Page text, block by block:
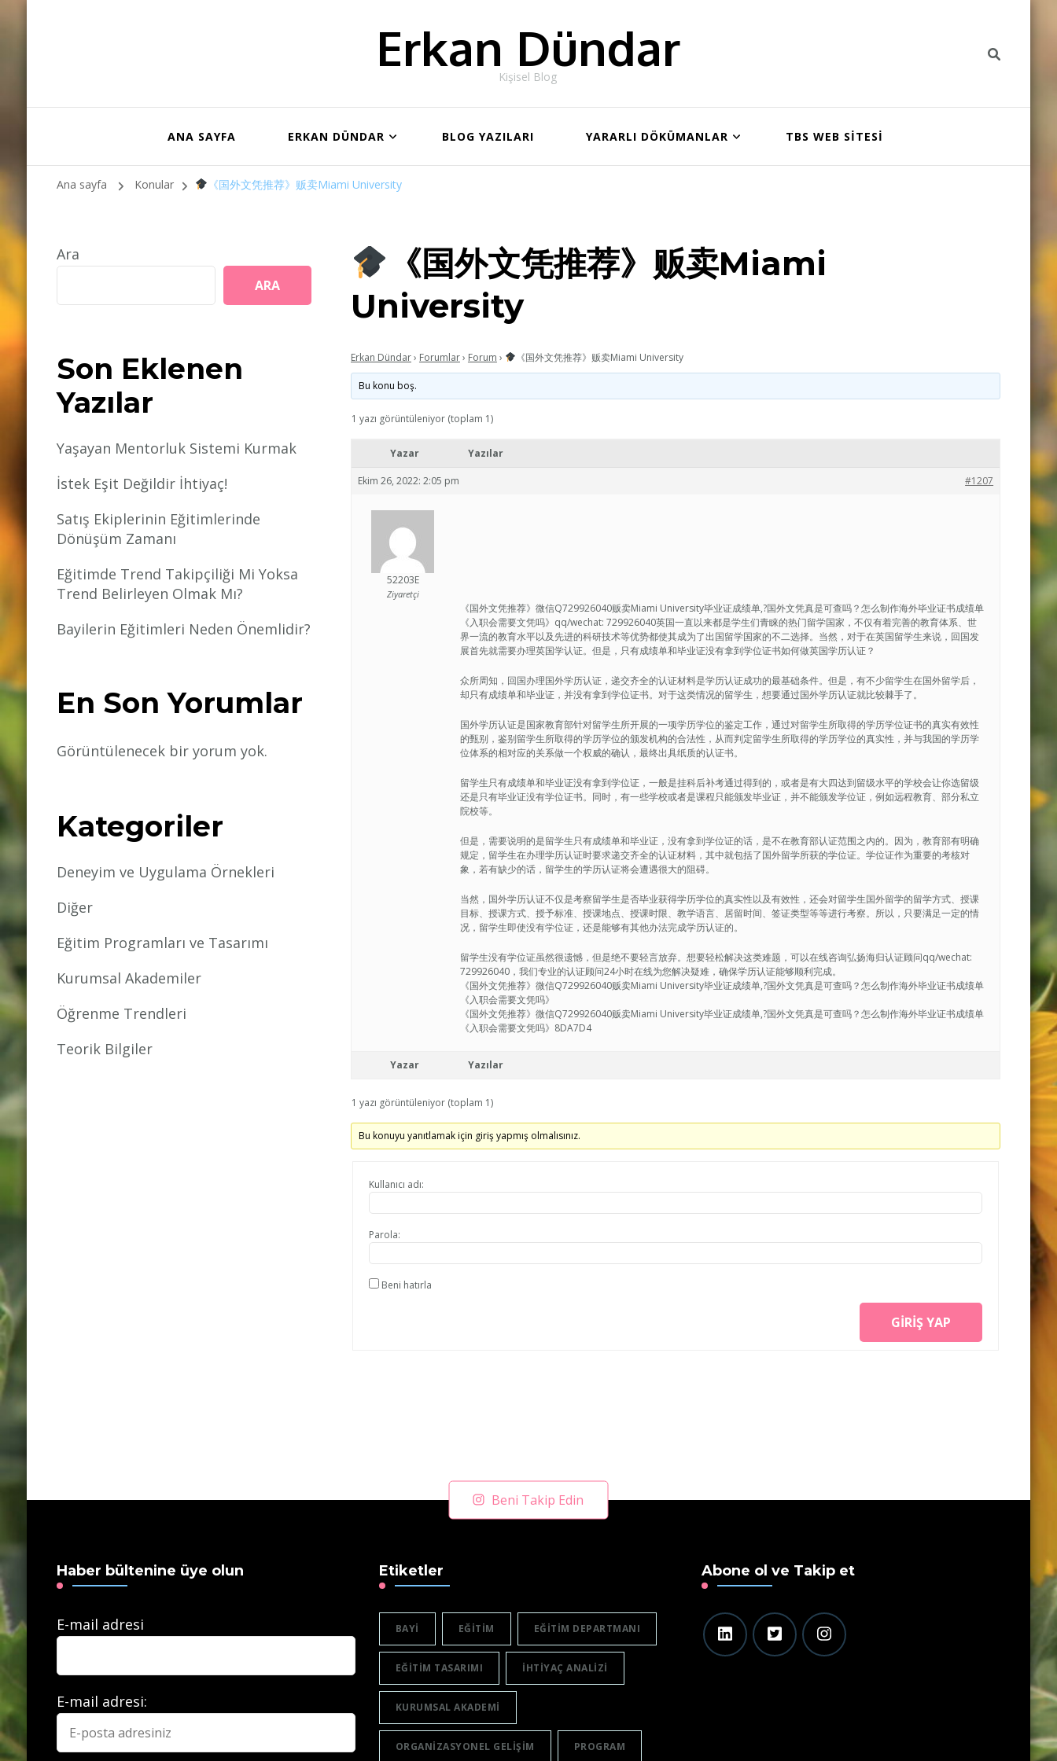
Erkan Dündar
Kişisel Blog
ANA SAYFA ERKAN DÜNDAR BLOG YAZILARI YARARLI DÖKÜMANLAR TBS WEB SİTESİ
Ana sayfa Konular 《国外文凭推荐》贩卖Miami University
《国外文凭推荐》贩卖Miami
University
Erkan Dündar› Forumlar› Forum › 《国外文凭推荐》贩卖Miami University
Bu konu boş.
1 yazı görüntüleniyor (toplam 1)
Yazar Yazılar
Ekim 26, 2022: 2:05 pm #1207
52203E
Ziyaretçi
《国外文凭推荐》微信Q729926040贩卖Miami University毕业证成绩单,?国外文凭真是可查吗？怎么制作海外毕业证书成绩单
《入职会需要文凭吗》qq/wechat: 729926040英国一直以来都是学生们青睐的热门留学国家，不仅有着完善的教育体系、世
界一流的教育水平以及先进的科研技术等优势都使其成为了出国留学国家的不二选择。当然，对于在英国留学生来说，回国发
展首先就需要办理英国学认证。但是，只有成绩单和毕业证没有拿到学位证书如何做英国学历认证？
众所周知，回国办理国外学历认证，递交齐全的认证材料是学历认证成功的最基础条件。但是，有不少留学生在国外留学后，
却只有成绩单和毕业证，并没有拿到学位证书。对于这类情况的留学生，想要通过国外学历认证就比较棘手了。
国外学历认证是国家教育部针对留学生所开展的一项学历学位的鉴定工作，通过对留学生所取得的学历学位证书的真实有效性
的甄别，鉴别留学生所取得的学历学位的颁发机构的合法性，从而判定留学生所取得的学历学位的真实性，并与我国的学历学
位体系的相对应的关系做一个权威的确认，最终出具纸质的认证书。
留学生只有成绩单和毕业证没有拿到学位证，一般是挂科后补考通过得到的，或者是有大四达到留级水平的学校会让你选留级
还是只有毕业证没有学位证书。同时，有一些学校或者是课程只能颁发毕业证，并不能颁发学位证，例如远程教育、部分私立
院校等。
但是，需要说明的是留学生只有成绩单和毕业证，没有拿到学位证的话，是不在教育部认证范围之内的。因为，教育部有明确
规定，留学生在办理学历认证时要求递交齐全的认证材料，其中就包括了国外留学所获的学位证。学位证作为重要的考核对
象，若有缺少的话，留学生的学历认证将会遭遇很大的阻碍。
当然，国外学历认证不仅是考察留学生是否毕业获得学历学位的真实性以及有效性，还会对留学生国外留学的留学方式、授课
目标、授课方式、授予标准、授课地点、授课时限、教学语言、居留时间、签证类型等等进行考察。所以，只要满足一定的情
况，留学生即使没有学位证，还是能够有其他办法完成学历认证的。
留学生没有学位证虽然很遗憾，但是绝不要轻言放弃。想要轻松解决这类难题，可以在线咨询弘扬海归认证顾问qq/wechat:
729926040，我们专业的认证顾问24小时在线为您解决疑难，确保学历认证能够顺利完成。
《国外文凭推荐》微信Q729926040贩卖Miami University毕业证成绩单,?国外文凭真是可查吗？怎么制作海外毕业证书成绩单
《入职会需要文凭吗》
《国外文凭推荐》微信Q729926040贩卖Miami University毕业证成绩单,?国外文凭真是可查吗？怎么制作海外毕业证书成绩单
《入职会需要文凭吗》8DA7D4
Yazar Yazılar
1 yazı görüntüleniyor (toplam 1)
Bu konuyu yanıtlamak için giriş yapmış olmalısınız.
Kullanıcı adı:
Parola:
Beni hatırla
GIRIŞ YAP
Ara
ARA
Son Eklenen
Yazılar
Yaşayan Mentorluk Sistemi Kurmak
İstek Eşit Değildir İhtiyaç!
Satış Ekiplerinin Eğitimlerinde
Dönüşüm Zamanı
Eğitimde Trend Takipçiliği Mi Yoksa
Trend Belirleyen Olmak Mı?
Bayilerin Eğitimleri Neden Önemlidir?
En Son Yorumlar
Görüntülenecek bir yorum yok.
Kategoriler
Deneyim ve Uygulama Örnekleri
Diğer
Eğitim Programları ve Tasarımı
Kurumsal Akademiler
Öğrenme Trendleri
Teorik Bilgiler
Beni Takip Edin
Haber bültenine üye olun
E-mail adresi
E-mail adresi:
Etiketler
BAYI EĞITIM EĞITIM DEPARTMANI
EĞITIM TASARIMI IHTIYAÇ ANALIZI
KURUMSAL AKADEMI
ORGANIZASYONEL GELIŞIM PROGRAM
Abone ol ve Takip et